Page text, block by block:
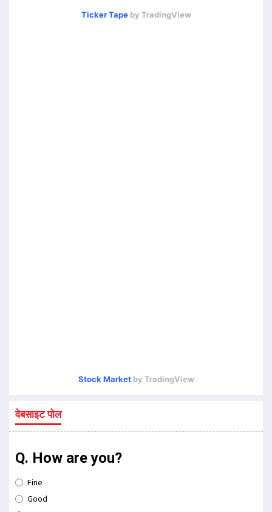
Ticker Tapeby TradingView
Stock Marketby TradingView
वेबसाइट पोल
Q. How are you?
Fine
Good